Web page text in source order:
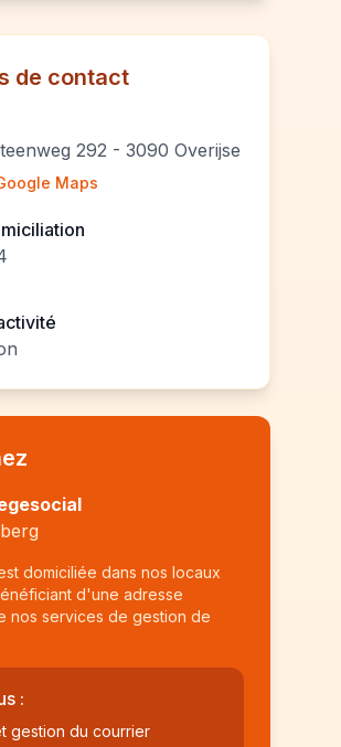
de contact
292 - 3090 Overijse
Maps
domiciliée dans nos locaux
d'une adresse
nos services de gestion de
:
gestion du courrier